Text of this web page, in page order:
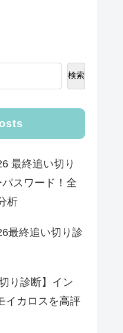
検索
最終追い切り
スワード！全
析
最終追い切り診
り診断】イン
イカロスを高評